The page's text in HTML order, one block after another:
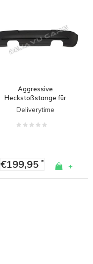
Aggressive
Heckstoßstange für
Volkswagen Golf 5
Deliverytime
€199,95* +